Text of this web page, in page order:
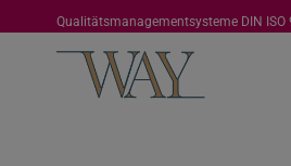
Qualitätsmanagementsysteme DIN ISO